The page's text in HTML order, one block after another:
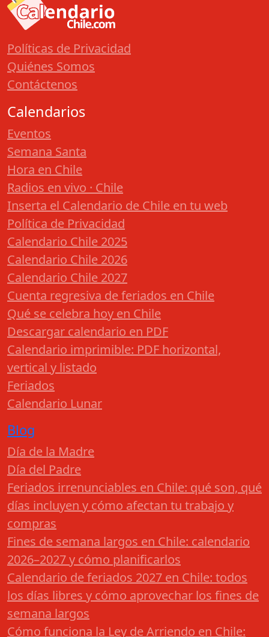
Políticas de Privacidad
Quiénes Somos
Contáctenos
Calendarios
Eventos
Semana Santa
Hora en Chile
Radios en vivo · Chile
Inserta el Calendario de Chile en tu web
Política de Privacidad
Calendario Chile 2025
Calendario Chile 2026
Calendario Chile 2027
Cuenta regresiva de feriados en Chile
Qué se celebra hoy en Chile
Descargar calendario en PDF
Calendario imprimible: PDF horizontal,
vertical y listado
Feriados
Calendario Lunar
Blog
Día de la Madre
Día del Padre
Feriados irrenunciables en Chile: qué son, qué
días incluyen y cómo afectan tu trabajo y
compras
Fines de semana largos en Chile: calendario
2026–2027 y cómo planificarlos
Calendario de feriados 2027 en Chile: todos
los días libres y cómo aprovechar los fines de
semana largos
Cómo funciona la Ley de Arriendo en Chile: